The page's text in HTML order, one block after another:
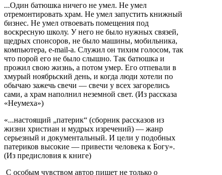
...Один батюшка ничего не умел. Не умел
отремонтировать храм. Не умел запустить книжный
бизнес. Не умел отвоевать помещения под
воскресную школу. У него не было нужных связей,
щедрых спонсоров, не было машины, мобильника,
компьютера, e-mail-а. Служил он тихим голосом, так
что порой его не было слышно. Так батюшка и
прожил свою жизнь, а потом умер. Его отпевали в
хмурый ноябрьский день, и когда люди хотели по
обычаю зажечь свечи — свечи у всех загорелись
сами, а храм наполнил неземной свет. (Из рассказа
«Неумеха»)
«...настоящий „патерик“ (сборник рассказов из
жизни христиан и мудрых изречений) — жанр
серьезный и документальный. И цели у подобных
патериков высокие — привести человека к Богу».
(Из предисловия к книге)
С особым чувством автор пишет не только о